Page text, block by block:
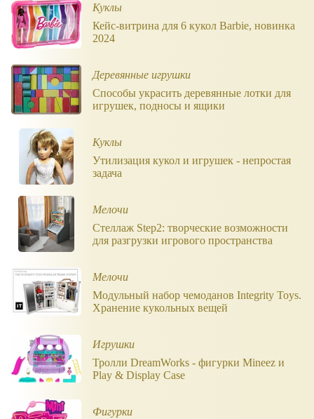
Куклы
Кейс-витрина для 6 кукол Barbie, новинка
2024
Деревянные игрушки
Способы украсить деревянные лотки для
игрушек, подносы и ящики
Куклы
Утилизация кукол и игрушек - непростая
задача
Мелочи
Стеллаж Step2: творческие возможности
для разгрузки игрового пространства
Мелочи
Модульный набор чемоданов Integrity Toys.
Хранение кукольных вещей
Игрушки
Тролли DreamWorks - фигурки Mineez и
Play & Display Case
Фигурки